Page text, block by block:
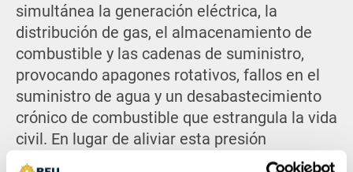
simultánea la generación eléctrica, la
distribución de gas, el almacenamiento de
combustible y las cadenas de suministro,
provocando apagones rotativos, fallos en el
suministro de agua y un desabastecimiento
crónico de combustible que estrangula la vida
civil. En lugar de aliviar esta presión
facilitando la evacuación, las autoridades